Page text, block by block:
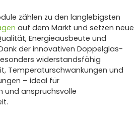
zählen zu den langlebigsten
auf dem Markt und setzen neue
Energieausbeute und
der innovativen Doppelglas-
widerstandsfähig
Temperaturschwankungen und
– ideal für
und anspruchsvolle